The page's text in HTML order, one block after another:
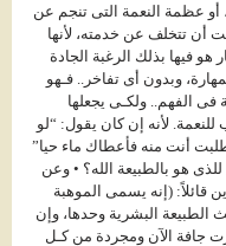
عظمة النعمة التى تنجم عن
أن تتخلف عن خدمته، لأنها
فيها بذلك الرغبة الجادة
وبدون أى تفاخر.. فـهو
فى الفهم.. ولكـى يجعلها
لأنه إن كان يقول: “لو
أنت منه فأعطاك ماء حيا”
هو بالطبيعة الله؟ • وعن
قائلاً: (إنه يسمى الموهبة
الطبيعة البشرية وحدها، وإن
جافة الآن ومجردة من كـل